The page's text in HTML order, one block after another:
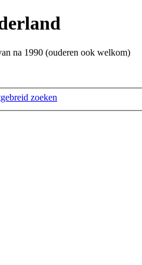
na 1990 (ouderen ook welkom)
zoeken